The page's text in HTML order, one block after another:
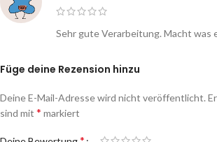
Sehr gute Verarbeitung. Macht was
Füge deine Rezension hinzu
Deine E-Mail-Adresse wird nicht veröffentlicht.
sind mit * markiert